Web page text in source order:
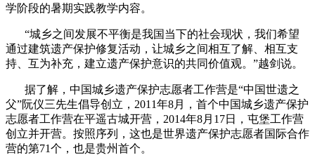
学阶段的暑期实践教学内容。
“城乡之间发展不平衡是我国当下的社会现状，我们希望
通过建筑遗产保护修复活动，让城乡之间相互了解、相互支
持、互为补充，建立遗产保护意识的共同价值观。”越剑说。
据了解，中国城乡遗产保护志愿者工作营是“中国世遗之
父”阮仪三先生倡导创立， 2011年8月，首个中国城乡遗产保护
志愿者工作营在平遥古城开营， 2014年8月 17日，屯堡工作营
创立并开营。按照序列，这也是世界遗产保护志愿者国际合作
营的第71个，也是贵州首个。